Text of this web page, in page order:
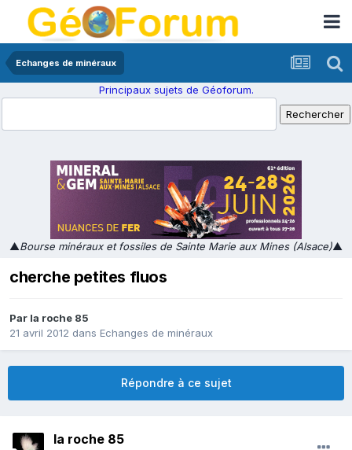
Echanges de minéraux
Principaux sujets de Géoforum.
▲Bourse minéraux et fossiles de Sainte Marie aux Mines (Alsace)▲
cherche petites fluos
Par la roche 85
21 avril 2012 dans Echanges de minéraux
Répondre à ce sujet
la roche 85